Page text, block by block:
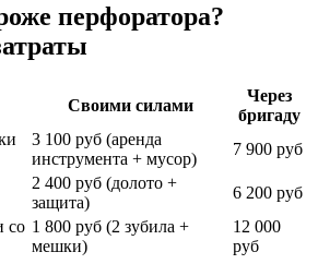
перфоратора?
Своими силами
Через
бригаду
3 100 руб (аренда
инструмента + мусор)
7 900 руб
2 400 руб (долото +
защита)
6 200 руб
со 1 800 руб (2 зубила +
мешки)
12 000
руб